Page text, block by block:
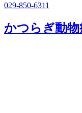
029-850-6311
かつらぎ動物